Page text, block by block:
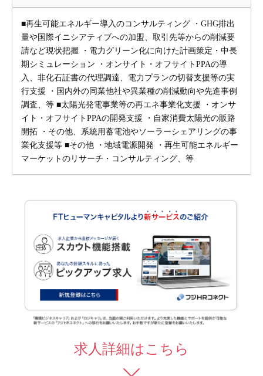
■再生可能エネルギー導入のコンサルティング ・GHG排出
量や国際イニシアティブへの加盟、取引先等からの削減要
請など現状把握 ・電力グリーン化に向けた計画策定・中長
期シミュレーション ・オンサイト・オフサイトPPAの導
入、非化石証書の代理調達、電力プランの切替支援等の実
行支援 ・国内外の同業他社や異業種の削減動向や先進事例
調査、等 ■太陽光発電事業等の再エネ事業化支援 ・オンサ
イト・オフサイトPPAの開発支援 ・自家消費太陽光の販路
開拓 ・その他、系統用蓄電池やソーラーシェアリングの事
業化支援等 ■その他 ・地域電源開発 ・再生可能エネルギー
マーケットのリサーチ・コンサルティング、等
求人詳細はこちら